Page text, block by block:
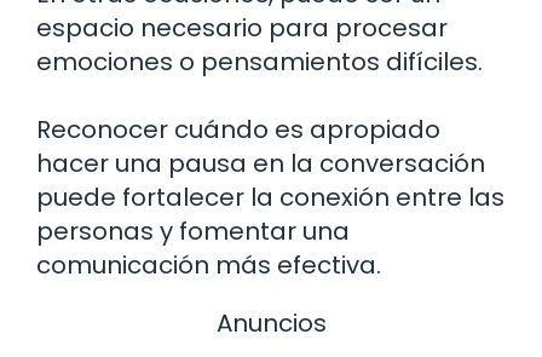
espacio necesario para procesar
emociones o pensamientos difíciles.
Reconocer cuándo es apropiado
hacer una pausa en la conversación
puede fortalecer la conexión entre las
personas y fomentar una
comunicación más efectiva.
Anuncios